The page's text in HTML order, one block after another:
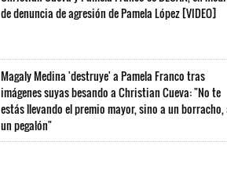
de denuncia de agresión de Pamela López [VIDEO]
Magaly Medina 'destruye' a Pamela Franco tras
imágenes suyas besando a Christian Cueva: "No te
estás llevando el premio mayor, sino a un borracho,
un pegalón"